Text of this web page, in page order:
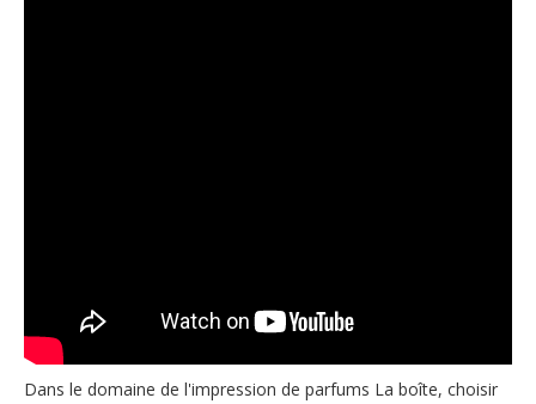
Dans le domaine de l'impression de parfums La boîte, choisir